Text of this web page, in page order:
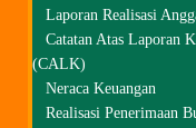
Laporan Realisasi
Catatan Atas Laporan
(CALK)
Neraca Keuangan
Realisasi Penerimaan